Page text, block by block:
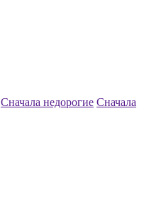
Сначала недорогие Сначала